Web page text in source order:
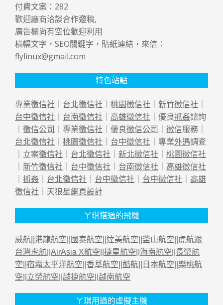
付費文案： 282
歡迎廠商洽談合作邀稿,
廣告欄尚有空位歡迎利用
橫幅文字，SEO關鍵字，貼紙連結，來信：
flylinux@gmail.com
特色站點
專業徵信社 ｜ 台北徵信社 ｜ 桃園徵信社 ｜ 新竹徵信社 ｜
台中徵信社 ｜ 台南徵信社 ｜ 高雄徵信社 ｜優良抓姦諮詢
｜ 徵信公司 ｜專業徵信社 ｜優良徵信公司 ｜ 徵信服務｜
台北徵信社 ｜ 桃園徵信社 ｜ 台中徵信社 ｜專業外遇調查
｜立案徵信社 ｜ 台北徵信社 ｜ 新北徵信社 ｜ 桃園徵信社
｜ 新竹徵信社 ｜ 台中徵信社 ｜ 台南徵信社 ｜ 高雄徵信社
｜ 抓姦 ｜ 台北徵信社 ｜ 台中徵信社 ｜ 台中徵信社 ｜ 高雄
徵信社 ｜天狼星網頁設計
ㄚ琪搭過的飛機
威航|| 港龍航空 國泰航空 達美航空 釜山航空
虎航跟
台灣虎航 AirAsia X航空 捷星航空 海南航空 長榮航
空 宿霧太平洋航空 香草航空 酷航 日本航空 樂桃航
空 立榮航空 越捷航空 越南航空
ㄚ琪用過的虛擬主機